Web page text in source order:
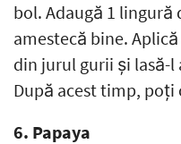
bol. Adaugă 1 lingură
amestecă bine.
din jurul gurii și lasă-
După acest timp,
6. Papaya